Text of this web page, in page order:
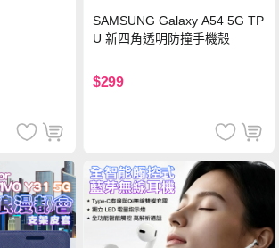
SAMSUNG Galaxy A54 5G TP
U 新四角透明防撞手機殼
$299